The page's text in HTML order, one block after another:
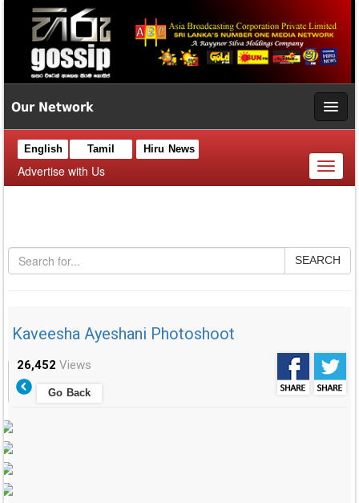
Our Network
English Tamil Hiru News
Advertise with Us
Toggle
SEARCH
Kaveesha Ayeshani Photoshoot
26,452 Views
Go Back